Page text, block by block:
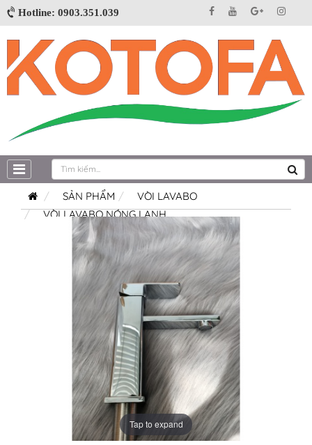
Hotline: 0903.351.039
SẢN PHẨM
VÒI LAVABO
VÒI LAVABO NÓNG LẠNH
Tap to expand